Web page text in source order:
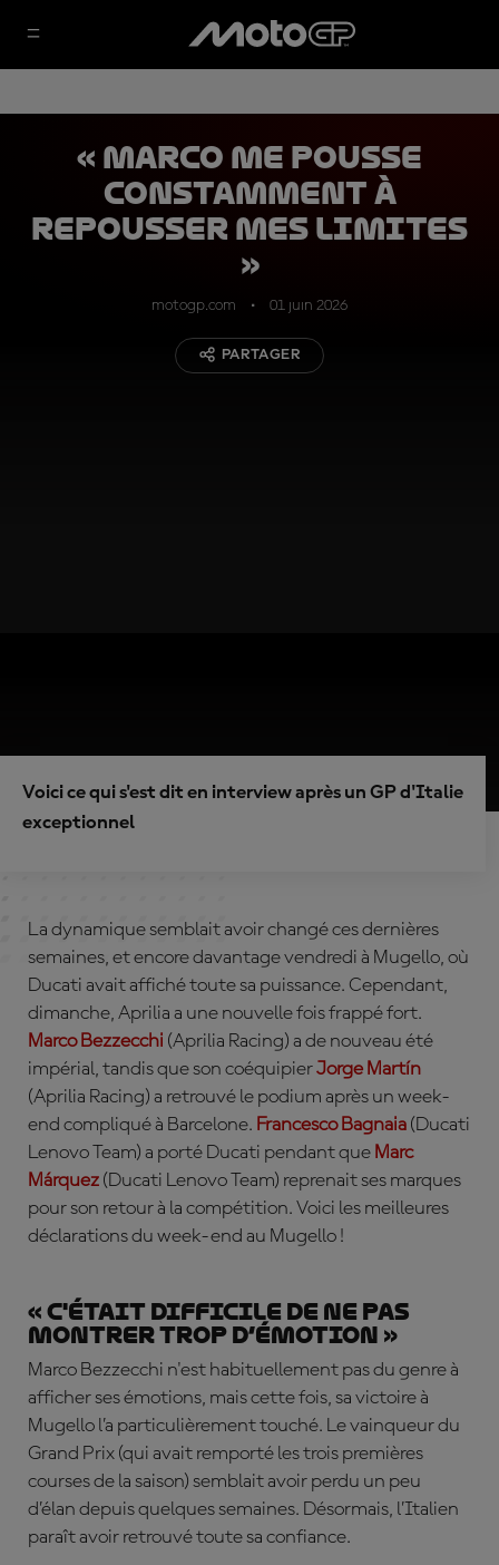
« Marco me pousse
constamment à
repousser mes limites
»
motogp.com 01 juin 2026
PARTAGER
Voici ce qui s'est dit en interview après un GP d'Italie
exceptionnel
La dynamique semblait avoir changé ces dernières
semaines, et encore davantage vendredi à Mugello, où
Ducati avait affiché toute sa puissance. Cependant,
dimanche, Aprilia a une nouvelle fois frappé fort.
Marco Bezzecchi (Aprilia Racing) a de nouveau été
impérial, tandis que son coéquipierJorge Martín
(Aprilia Racing) a retrouvé le podium après un week-
end compliqué à Barcelone. Francesco Bagnaia (Ducati
Lenovo Team) a porté Ducati pendant que Marc
Márquez (Ducati Lenovo Team) reprenait ses marques
pour son retour à la compétition. Voici les meilleures
déclarations du week-end au Mugello !
« C'était difficile de ne pas
montrer trop d’émotion »
Marco Bezzecchi n'est habituellement pas du genre à
afficher ses émotions, mais cette fois, sa victoire à
Mugello l’a particulièrement touché. Le vainqueur du
Grand Prix (qui avait remporté les trois premières
courses de la saison) semblait avoir perdu un peu
d’élan depuis quelques semaines. Désormais, l’Italien
paraît avoir retrouvé toute sa confiance.